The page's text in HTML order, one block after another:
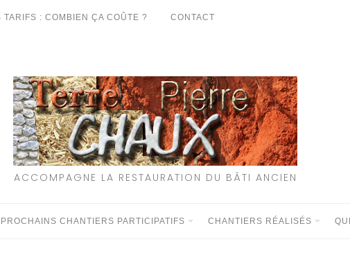
TARIFS : COMBIEN ÇA COÛTE ? CONTACT
ACCOMPAGNE LA RESTAURATION DU BÂTI ANCIEN
CHANTIERS PARTICIPATIFS CHANTIERS RÉALISÉS